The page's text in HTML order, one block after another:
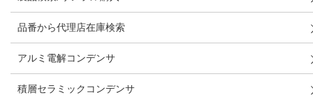
品番から代理店在庫検索
アルミ電解コンデンサ
積層セラミックコンデンサ